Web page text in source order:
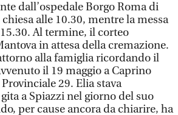
dall’ospedale Borgo Roma di
alle 10.30, mentre la messa
Al termine, il corteo
in attesa della cremazione.
alla famiglia ricordando il
il 19 maggio a Caprino
29. Elia stava
a Spiazzi nel giorno del suo
per cause ancora da chiarire, ha